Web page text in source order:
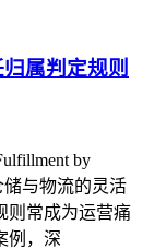
属判定规则
by
储与物流的灵活
则常成为运营痛
例，深